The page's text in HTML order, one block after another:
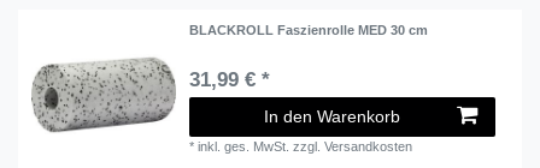
BLACKROLL Faszienrolle MED 30 cm
31,99 € *
In den Warenkorb
*inkl. ges. MwSt. zzgl.Versandkosten